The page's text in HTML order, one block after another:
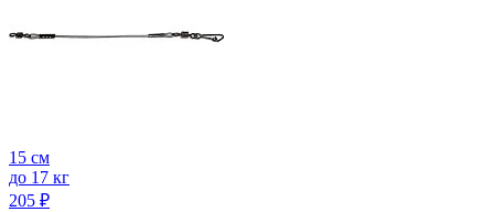
15 см
до 17 кг
205 ₽